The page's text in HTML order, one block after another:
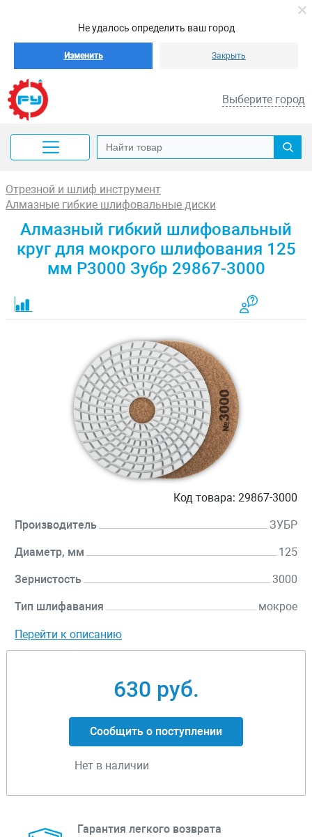
Не удалось определить ваш город
Изменить Закрыть
Выберите город
Отрезной и шлиф инструмент
Алмазные гибкие шлифовальные диски
Алмазный гибкий шлифовальный
круг для мокрого шлифования 125
мм Р3000 Зубр 29867-3000
Код товара: 29867-3000
Производитель ЗУБР
Диаметр, мм 125
Зернистость 3000
Тип шлифавания мокрое
Перейти к описанию
630 руб.
Сообщить о поступлении
Нет в наличии
Гарантия легкого возврата